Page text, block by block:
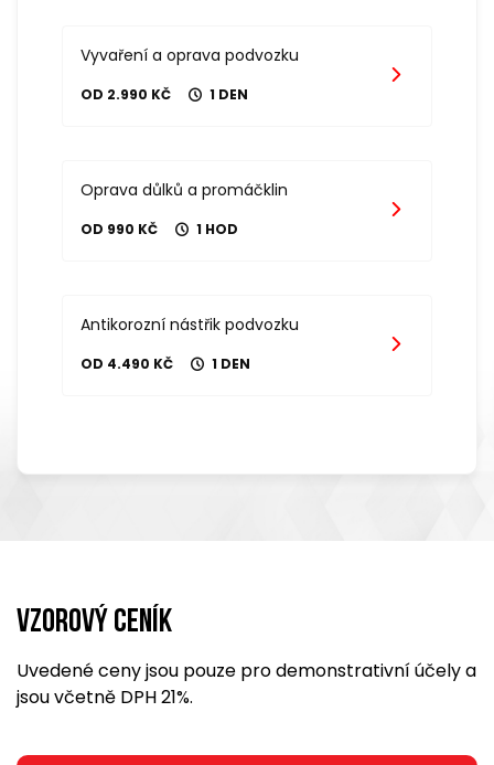
Vyvaření a oprava podvozku
OD 2.990 KČ 1 DEN
Oprava důlků a promáčklin
OD 990 KČ 1 HOD
Antikorozní nástřik podvozku
OD 4.490 KČ 1 DEN
Vzorový ceník
Uvedené ceny jsou pouze pro demonstrativní účely a
jsou včetně DPH 21%.